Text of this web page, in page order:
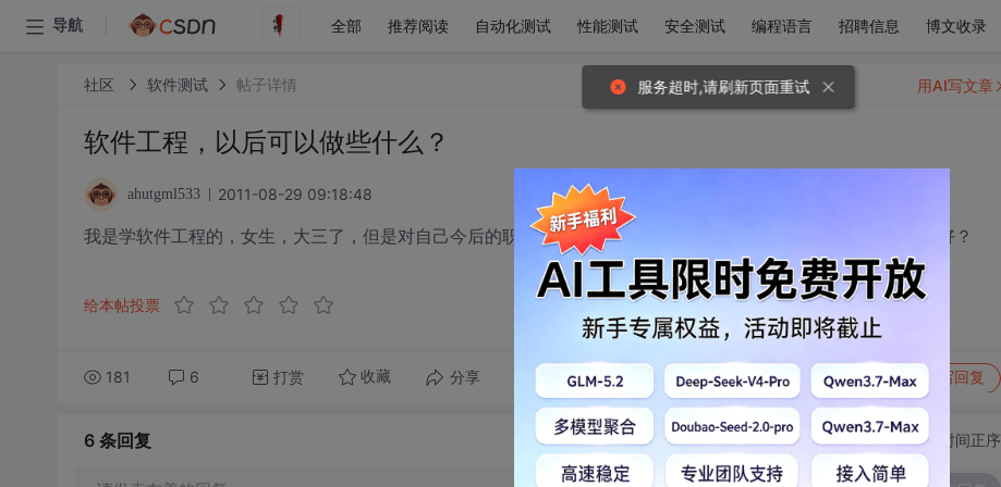
导航 全部 推荐阅读 自动化测试 性能测试 安全测试 编程语言 招聘信息 博文收录
社区 软件测试 帖子详情
软件工程，以后可以做些什么？
ahutgml533 2011-08-29 09:18:48
我是学软件工程的，女生，大三了，但是对自己今后的职业还很迷茫，没有方向，挺着急的，以后向哪方面发展好？
给本帖投票
181 6 打赏 收藏 分享 转发到动态 举报 写回复
用AI写文章
6 条回复 切换为时间正序
服务超时,请刷新页面重试